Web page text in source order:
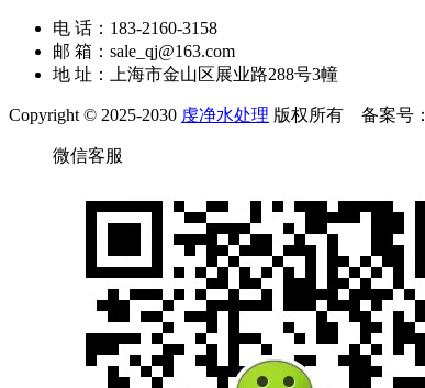
电 话：183-2160-3158
邮 箱：sale_qj@163.com
地 址：上海市金山区展业路288号3幢
Copyright © 2025-2030 虔净水处理 版权所有 备案号：
微信客服